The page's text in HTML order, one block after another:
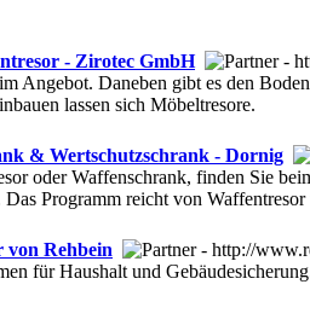
- Zirotec GmbH
Angebot. Daneben gibt es den
lassen sich Möbeltresore.
& Wertschutzschrank - Dornig
oder Waffenschrank, finden Sie
Programm reicht von
von Rehbein
für Haushalt und